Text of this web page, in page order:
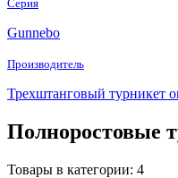
Серия
Gunnebo
Производитель
Трехштанговый турникет
Полноростовые
Товары в категории: 4